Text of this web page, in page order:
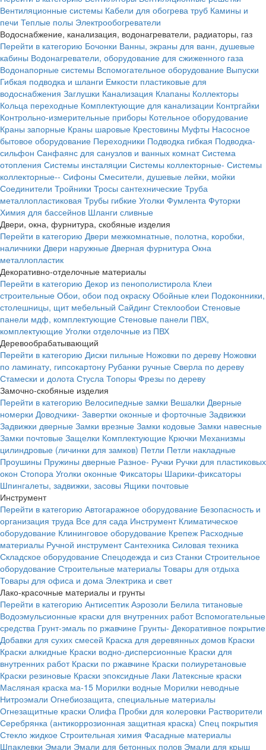
Вентиляционные системы Кабели для обогрева труб Камины и
печи Теплые полы Электрообогреватели
Водоснабжение, канализация, водонагреватели, радиаторы, газ
Перейти в категорию Бочонки Ванны, экраны для ванн, душевые
кабины Водонагреватели, оборудование для сжиженного газа
Водонапорные системы Вспомогательное оборудование Выпуски
Гибкая подводка и шланги Емкости пластиковые для
водоснабжения Заглушки Канализация Клапаны Коллекторы
Кольца переходные Комплектующие для канализации Контргайки
Контрольно-измерительные приборы Котельное оборудование
Краны запорные Краны шаровые Крестовины Муфты Насосное
бытовое оборудование Переходники Подводка гибкая Подводка-
сильфон Санфаянс для санузлов и ванных комнат Система
отопления Системы инсталяции Системы коллекторные- Системы
коллекторные-- Сифоны Смесители, душевые лейки, мойки
Соединители Тройники Тросы сантехнические Труба
металлопластиковая Трубы гибкие Уголки Фумлента Футорки
Химия для бассейнов Шланги сливные
Двери, окна, фурнитура, скобяные изделия
Перейти в категорию Двери межкомнатные, полотна, коробки,
наличники Двери наружные Дверная фурнитура Окна
металлопластик
Декоративно-отделочные материалы
Перейти в категорию Декор из пенополистирола Клеи
строительные Обои, обои под окраску Обойные клеи Подоконники,
столешницы, щит мебельный Сайдинг Стеклообои Стеновые
панели мдф, комплектующие Стеновые панели ПВХ,
комплектующие Уголки отделочные из ПВХ
Деревообрабатывающий
Перейти в категорию Диски пильные Ножовки по дереву Ножовки
по ламинату, гипсокартону Рубанки ручные Сверла по дереву
Стамески и долота Стусла Топоры Фрезы по дереву
Замочно-скобяные изделия
Перейти в категорию Велосипедные замки Вешалки Дверные
номерки Доводчики- Завертки оконные и форточные Задвижки
Задвижки дверные Замки врезные Замки кодовые Замки навесные
Замки почтовые Защелки Комплектующие Крючки Механизмы
цилиндровые (личинки для замков) Петли Петли накладные
Проушины Пружины дверные Разное- Ручки Ручки для пластиковых
окон Стопора Уголки оконные Фиксаторы Шарики-фиксаторы
Шпингалеты, задвижки, засовы Ящики почтовые
Инструмент
Перейти в категорию Автогаражное оборудование Безопасность и
организация труда Все для сада Инструмент Климатическое
оборудование Клининговое оборудование Крепеж Расходные
материалы Ручной инструмент Сантехника Силовая техника
Складское оборудование Спецодежда и сиз Станки Строительное
оборудование Строительные материалы Товары для отдыха
Товары для офиса и дома Электрика и свет
Лако-красочные материалы и грунты
Перейти в категорию Антисептик Аэрозоли Белила титановые
Водоэмульсионные краски для внутренних работ Вспомогательные
средства Грунт-эмаль по ржавчине Грунты- Декоративное покрытие
Добавки для сухих смесей Краска для деревянных домов Краски
Краски алкидные Краски водно-дисперсионные Краски для
внутренних работ Краски по ржавчине Краски полиуретановые
Краски резиновые Краски эпоксидные Лаки Латексные краски
Масляная краска ма-15 Морилки водные Морилки неводные
Нитроэмали Огнебиозащита, специальные материалы
Огнезащитные краски Олифа Пробки для колеровки Растворители
Серебрянка (антикоррозионная защитная краска) Спец покрытия
Стекло жидкое Строительная химия Фасадные материалы
Шпаклевки Эмали Эмали для бетонных полов Эмали для крыш